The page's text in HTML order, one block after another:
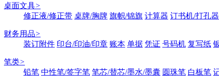
桌面文具>
修正液/修正带 桌牌/胸牌 旗帜/锦旗 计算器 订书机/打孔器
财务用品>
装订附件 印台/印油/印章 账本 单据 凭证 号码机 复写纸
笔类>
铅笔 中性笔/签字笔 笔芯/替芯/墨水/墨囊 圆珠笔 白板笔